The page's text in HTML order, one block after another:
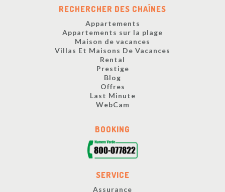
RECHERCHER DES CHAÎNES
Appartements
Appartements sur la plage
Maison de vacances
Villas Et Maisons De Vacances
Rental
Prestige
Blog
Offres
Last Minute
WebCam
BOOKING
SERVICE
Assurance